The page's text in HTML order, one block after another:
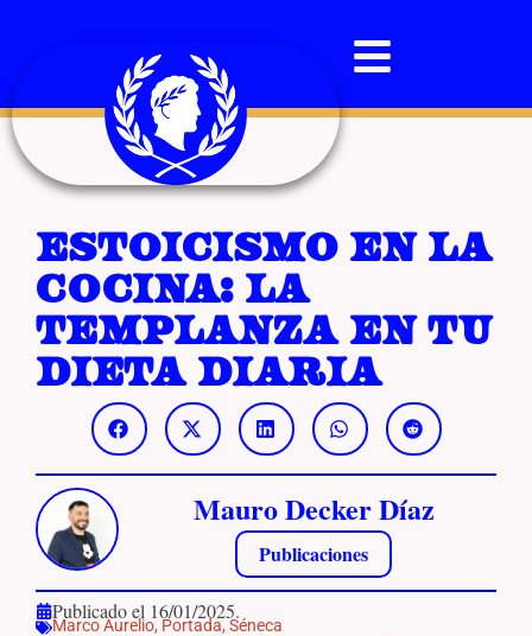
Estoicismo en la
cocina: la
templanza en tu
dieta diaria
Mauro Decker Díaz
Publicaciones
Publicado el 16/01/2025.
Marco Aurelio, Portada, Séneca